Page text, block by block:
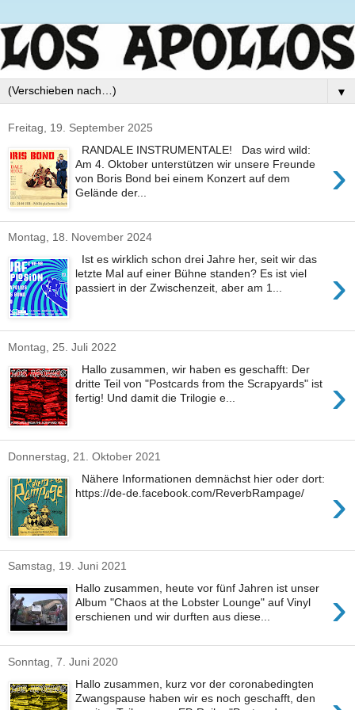
▼
Freitag, 19. September 2025
›
RANDALE INSTRUMENTALE! Das wird wild:
Am 4. Oktober unterstützen wir unsere Freunde
von Boris Bond bei einem Konzert auf dem
Gelände der...
Montag, 18. November 2024
›
Ist es wirklich schon drei Jahre her, seit wir das
letzte Mal auf einer Bühne standen? Es ist viel
passiert in der Zwischenzeit, aber am 1...
Montag, 25. Juli 2022
›
Hallo zusammen, wir haben es geschafft: Der
dritte Teil von "Postcards from the Scrapyards" ist
fertig! Und damit die Trilogie e...
Donnerstag, 21. Oktober 2021
›
Nähere Informationen demnächst hier oder dort:
https://de-de.facebook.com/ReverbRampage/
Samstag, 19. Juni 2021
›
Hallo zusammen, heute vor fünf Jahren ist unser
Album "Chaos at the Lobster Lounge" auf Vinyl
erschienen und wir durften aus diese...
Sonntag, 7. Juni 2020
Hallo zusammen, kurz vor der coronabedingten
Zwangspause haben wir es noch geschafft, den